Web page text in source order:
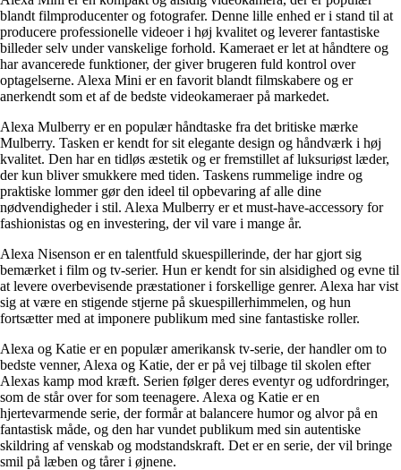
blandt filmproducenter og fotografer. Denne lille enhed er i stand til at
producere professionelle videoer i høj kvalitet og leverer fantastiske
billeder selv under vanskelige forhold. Kameraet er let at håndtere og
har avancerede funktioner, der giver brugeren fuld kontrol over
optagelserne. Alexa Mini er en favorit blandt filmskabere og er
anerkendt som et af de bedste videokameraer på markedet.
Alexa Mulberry er en populær håndtaske fra det britiske mærke
Mulberry. Tasken er kendt for sit elegante design og håndværk i høj
kvalitet. Den har en tidløs æstetik og er fremstillet af luksuriøst læder,
der kun bliver smukkere med tiden. Taskens rummelige indre og
praktiske lommer gør den ideel til opbevaring af alle dine
nødvendigheder i stil. Alexa Mulberry er et must-have-accessory for
fashionistas og en investering, der vil vare i mange år.
Alexa Nisenson er en talentfuld skuespillerinde, der har gjort sig
bemærket i film og tv-serier. Hun er kendt for sin alsidighed og evne til
at levere overbevisende præstationer i forskellige genrer. Alexa har vist
sig at være en stigende stjerne på skuespillerhimmelen, og hun
fortsætter med at imponere publikum med sine fantastiske roller.
Alexa og Katie er en populær amerikansk tv-serie, der handler om to
bedste venner, Alexa og Katie, der er på vej tilbage til skolen efter
Alexas kamp mod kræft. Serien følger deres eventyr og udfordringer,
som de står over for som teenagere. Alexa og Katie er en
hjertevarmende serie, der formår at balancere humor og alvor på en
fantastisk måde, og den har vundet publikum med sin autentiske
skildring af venskab og modstandskraft. Det er en serie, der vil bringe
smil på læben og tårer i øjnene.